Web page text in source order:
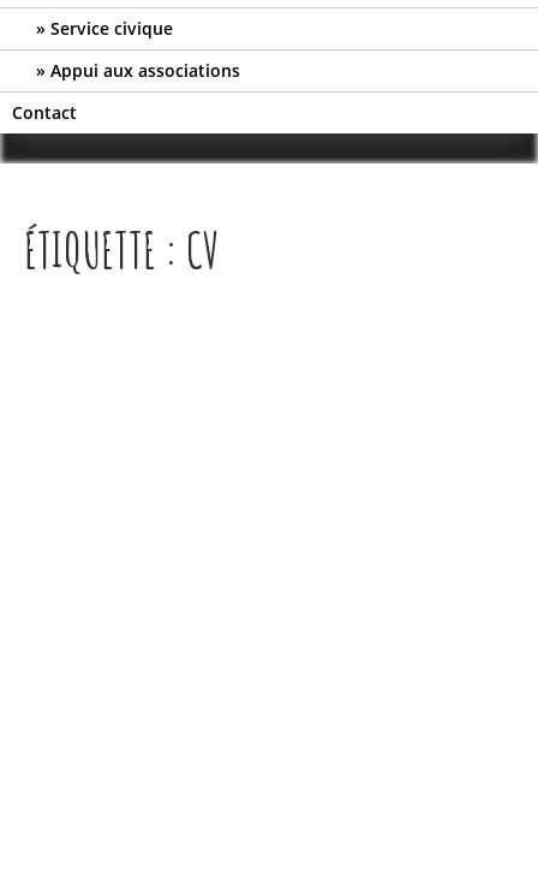
Service civique
Appui aux associations
Contact
ÉTIQUETTE : CV